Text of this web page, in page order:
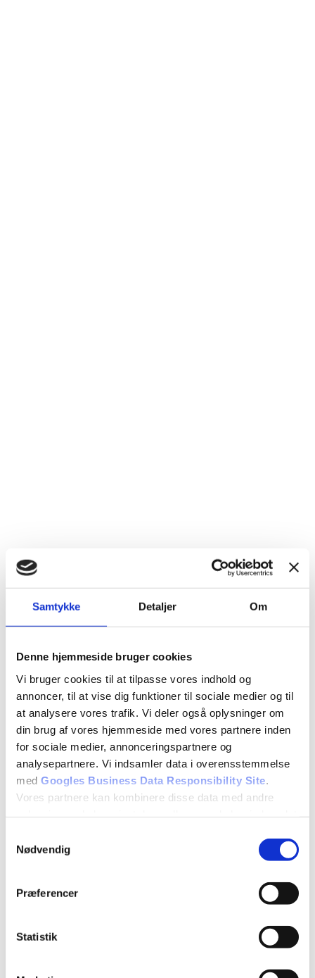
Samtykke Detaljer Om
Denne hjemmeside bruger cookies
Vi bruger cookies til at tilpasse vores indhold og
annoncer, til at vise dig funktioner til sociale medier og til
at analysere vores trafik. Vi deler også oplysninger om
din brug af vores hjemmeside med vores partnere inden
for sociale medier, annonceringspartnere og
analysepartnere. Vi indsamler data i overensstemmelse
med Googles Business Data Responsibility Site
Vores partnere kan kombinere disse data med andre
Nødvendig
Præferencer
Statistik
Her kommer et referat vedr. Sudden Deafness